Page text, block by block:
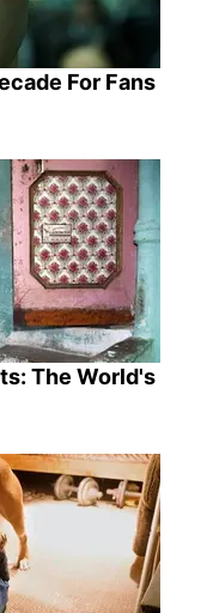
For Fans
The World's